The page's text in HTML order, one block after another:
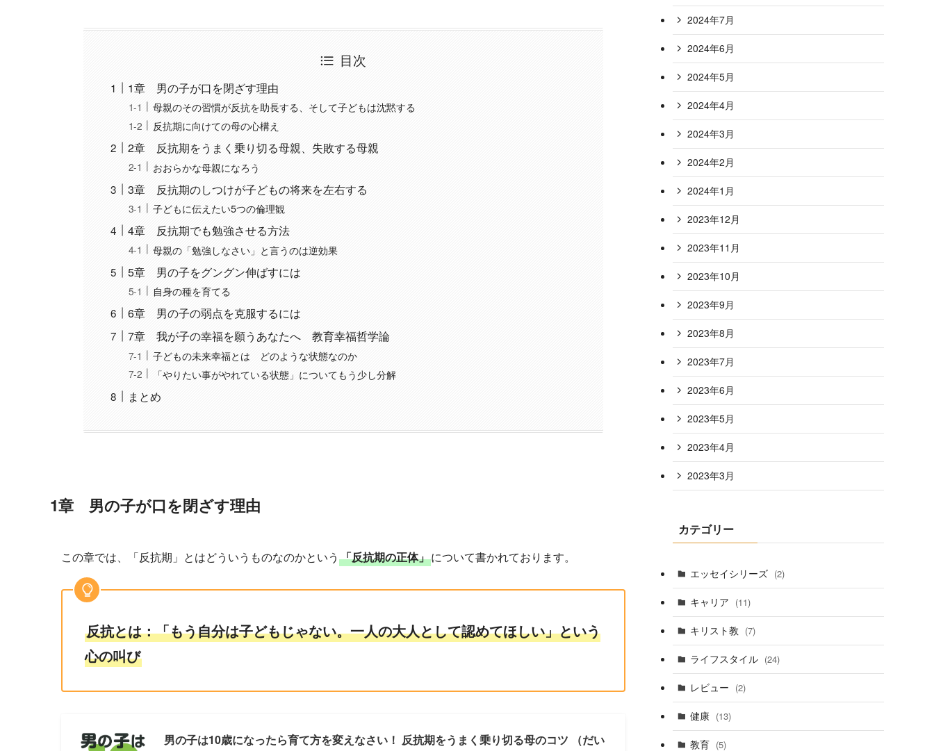
目次
1章 男の子が口を閉ざす理由
母親のその習慣が反抗を助長する、そして子どもは沈黙する
反抗期に向けての母の心構え
2章 反抗期をうまく乗り切る母親、失敗する母親
おおらかな母親になろう
3章 反抗期のしつけが子どもの将来を左右する
子どもに伝えたい5つの倫理観
4章 反抗期でも勉強させる方法
母親の「勉強しなさい」と言うのは逆効果
5章 男の子をグングン伸ばすには
自身の種を育てる
6章 男の子の弱点を克服するには
7章 我が子の幸福を願うあなたへ 教育幸福哲学論
子どもの未来幸福とは どのような状態なのか
「やりたい事がやれている状態」についてもう少し分解
まとめ
1章 男の子が口を閉ざす理由
この章では、「反抗期」とはどういうものなのかという 「反抗期の正体」について書かれております。
反抗とは：「もう自分は子どもじゃない。一人の大人として認めてほしい」という
心の叫び
男の子は10歳になったら育て方を変えなさい！ 反抗期をうまく乗り切る母のコツ （だい
2024年7月
2024年6月
2024年5月
2024年4月
2024年3月
2024年2月
2024年1月
2023年12月
2023年11月
2023年10月
2023年9月
2023年8月
2023年7月
2023年6月
2023年5月
2023年4月
2023年3月
カテゴリー
エッセイシリーズ (2)
キャリア (11)
キリスト教 (7)
ライフスタイル (24)
レビュー (2)
健康 (13)
教育 (5)